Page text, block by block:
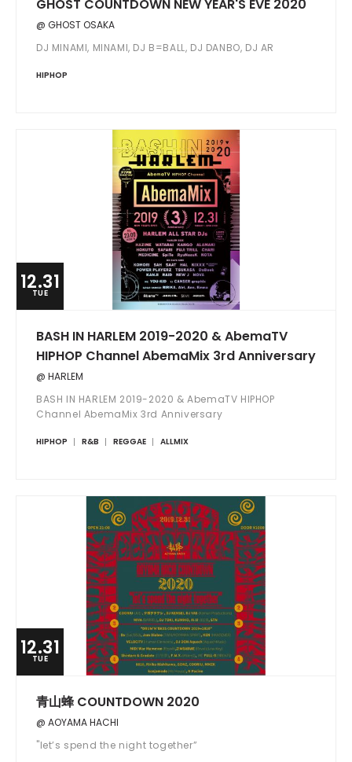
GHOST COUNTDOWN NEW YEAR'S EVE 2020
@ GHOST OSAKA
DJ MINAMI, MINAMI, DJ B=BALL, DJ DANBO, DJ AR
HIPHOP
12.31
TUE
BASH IN HARLEM 2019-2020 & AbemaTV
HIPHOP Channel AbemaMix 3rd Anniversary
@ HARLEM
BASH IN HARLEM 2019-2020 & AbemaTV HIPHOP
Channel AbemaMix 3rd Anniversary
HIPHOP R&B REGGAE ALLMIX
12.31
TUE
青山蜂 COUNTDOWN 2020
@ AOYAMA HACHI
"let’s spend the night together”